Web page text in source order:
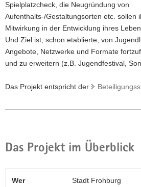
i
o
n
Spielplatzcheck, die Neugründung von
Aufenthalts-/Gestaltungsorten etc. sollen
Mitwirkung in der Entwicklung ihres
Und Ziel ist, schon etablierte, von
Angebote, Netzwerke und Formate
und zu erweitern (z.B. Jugendfestival,
Das Projekt entspricht der
Das Projekt im Überblick
Wer Stadt Frohburg